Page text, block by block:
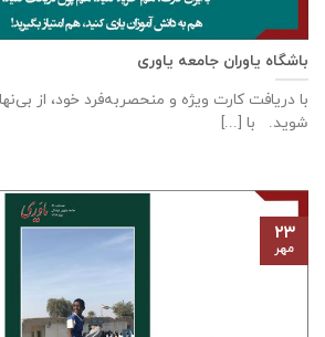
باشگاه یاوران جامعه یاوری
با دریافت کارت ویژه و منحصربه‌فرد خود، از
شوید. با [...]
۲۳
مهر